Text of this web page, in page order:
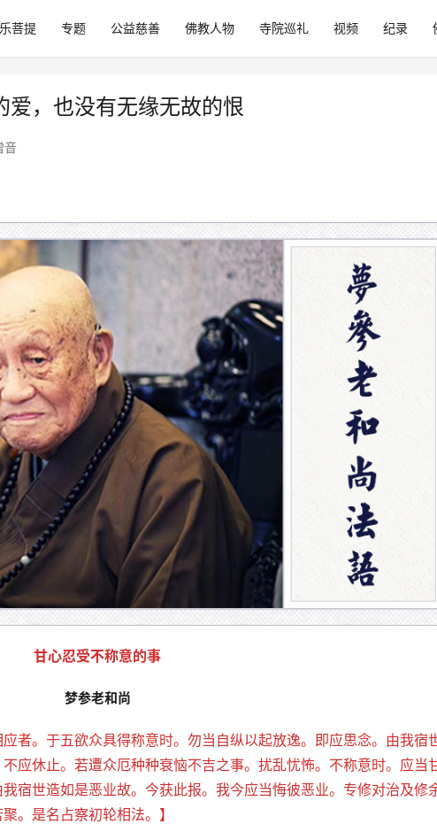
菩提 专题 公益慈善 佛教人物 寺院巡礼 视频 纪录
爱，也没有无缘无故的恨
音
甘心忍受不称意的事
梦参老和尚
者。于五欲众具得称意时。勿当自纵以起放逸。即应思念。由我宿
应休止。若遭众厄种种衰恼不吉之事。扰乱忧怖。不称意时。应当
宿世造如是恶业故。今获此报。我今应当悔彼恶业。专修对治及修
。是名占察初轮相法。】